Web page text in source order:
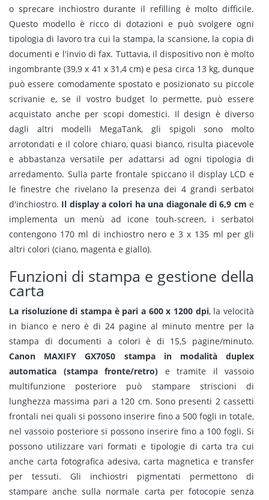
o sprecare inchiostro durante il refilling è molto difficile.
Questo modello è ricco di dotazioni e può svolgere ogni
tipologia di lavoro tra cui la stampa, la scansione, la copia di
documenti e l'invio di fax. Tuttavia, il dispositivo non è molto
ingombrante (39,9 x 41 x 31,4 cm) e pesa circa 13 kg, dunque
può essere comodamente spostato e posizionato su piccole
scrivanie e, se il vostro budget lo permette, può essere
acquistato anche per scopi domestici. Il design è diverso
dagli altri modelli MegaTank, gli spigoli sono molto
arrotondati e il colore chiaro, quasi bianco, risulta piacevole
e abbastanza versatile per adattarsi ad ogni tipologia di
arredamento. Sulla parte frontale spiccano il display LCD e
le finestre che rivelano la presenza dei 4 grandi serbatoi
d'inchiostro. Il display a colori ha una diagonale di 6,9 cm e
implementa un menù ad icone touh-screen, i serbatoi
contengono 170 ml di inchiostro nero e 3 x 135 ml per gli
altri colori (ciano, magenta e giallo).
Funzioni di stampa e gestione della
carta
La risoluzione di stampa è pari a 600 x 1200 dpi, la velocità
in bianco e nero è di 24 pagine al minuto mentre per la
stampa di documenti a colori è di 15,5 pagine/minuto.
Canon MAXIFY GX7050
stampa in modalità duplex
automatica (stampa fronte/retro) e tramite il vassoio
multifunzione posteriore può stampare striscioni di
lunghezza massima pari a 120 cm. Sono presenti 2 cassetti
frontali nei quali si possono inserire fino a 500 fogli in totale,
nel vassoio posteriore si possono inserire fino a 100 fogli. Si
possono utilizzare vari formati e tipologie di carta tra cui
anche carta fotografica adesiva, carta magnetica e transfer
per tessuti. Gli inchiostri pigmentati permettono di
stampare anche sulla normale carta per fotocopie senza